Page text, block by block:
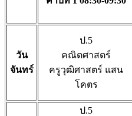
วัน
จันทร์
ป.5
คณิตศาสตร์
ครูวุฒิศาสตร์ แสน
โคตร
ป.5